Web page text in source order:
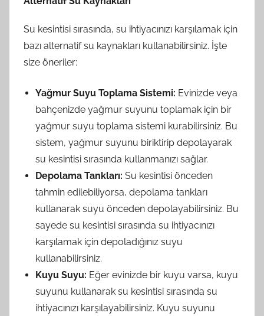
Su kesintisi sırasında, su ihtiyacınızı karşılamak için
bazı alternatif su kaynakları kullanabilirsiniz. İşte
size öneriler:
Yağmur Suyu Toplama Sistemi: Evinizde veya
bahçenizde yağmur suyunu toplamak için bir
yağmur suyu toplama sistemi kurabilirsiniz. Bu
sistem, yağmur suyunu biriktirip depolayarak
su kesintisi sırasında kullanmanızı sağlar.
Depolama Tankları: Su kesintisi önceden
tahmin edilebiliyorsa, depolama tankları
kullanarak suyu önceden depolayabilirsiniz. Bu
sayede su kesintisi sırasında su ihtiyacınızı
karşılamak için depoladığınız suyu
kullanabilirsiniz.
Kuyu Suyu: Eğer evinizde bir kuyu varsa, kuyu
suyunu kullanarak su kesintisi sırasında su
ihtiyacınızı karşılayabilirsiniz. Kuyu suyunu